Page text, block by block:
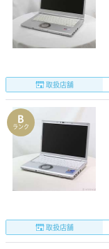
取扱店舗
B
ランク
取扱店舗